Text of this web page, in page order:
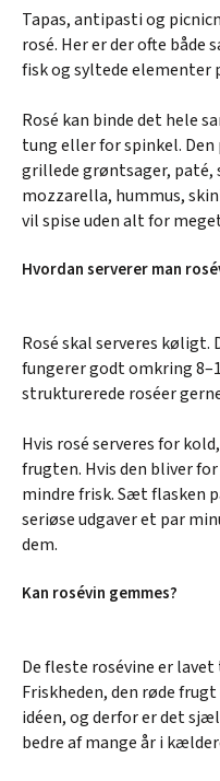
Tapas, antipasti og
rosé. Her er der ofte
fisk og syltede elementer
Rosé kan binde det hele
tung eller for spinkel.
grillede grøntsager,
mozzarella, hummus,
vil spise uden alt for
Hvordan serverer man
Rosé skal serveres køligt.
fungerer godt omkring
strukturerede roséer
Hvis rosé serveres for
frugten. Hvis den bliver
mindre frisk. Sæt flasken
seriøse udgaver et par
dem.
Kan rosévin gemmes?
De fleste rosévine er
Friskheden, den røde
idéen, og derfor er det
bedre af mange år i